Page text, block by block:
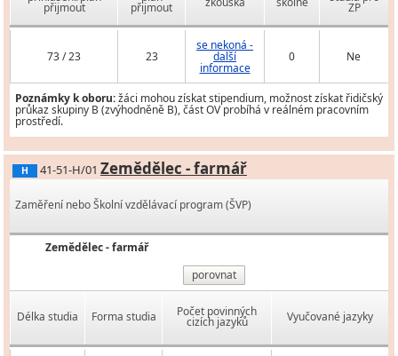
přijmout přijmout ZP
73 / 23 23
se nekoná -
další
informace
0 Ne
Poznámky k oboru:žáci mohou získat stipendium, možnost získat řidičský
průkaz skupiny B (zvýhodněně B), část OV probíhá v reálném pracovním
prostředí.
H 41-51-H/01 Zemědělec - farmář
Zaměření nebo Školní vzdělávací program (ŠVP)
Zemědělec - farmář
porovnat
Délka studia Forma studia Počet povinných
cizích jazyků Vyučované jazyky